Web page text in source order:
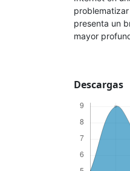
presenta un
mayor
Descargas